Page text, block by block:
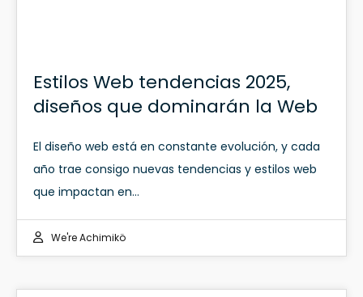
Estilos Web tendencias 2025,
diseños que dominarán la Web
El diseño web está en constante evolución, y cada
año trae consigo nuevas tendencias y estilos web
que impactan en…
We're Achimikö